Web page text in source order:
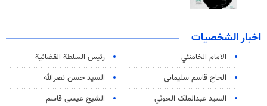
اخبار الشخصيات
الامام الخامنئي
رئیس السلطة القضائیة
الحاج قاسم سليماني
السيد حسن نصرالله
السید عبدالملک الحوثي
الشيخ عيسى قاسم